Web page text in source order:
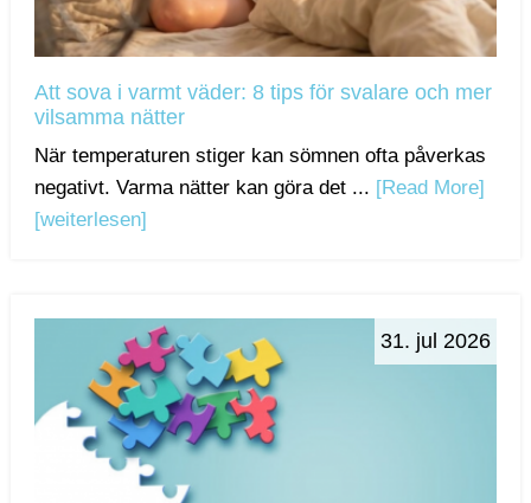
Att sova i varmt väder: 8 tips för svalare och mer
vilsamma nätter
När temperaturen stiger kan sömnen ofta påverkas
negativt. Varma nätter kan göra det ... [Read More]
[weiterlesen]
31. jul 2026